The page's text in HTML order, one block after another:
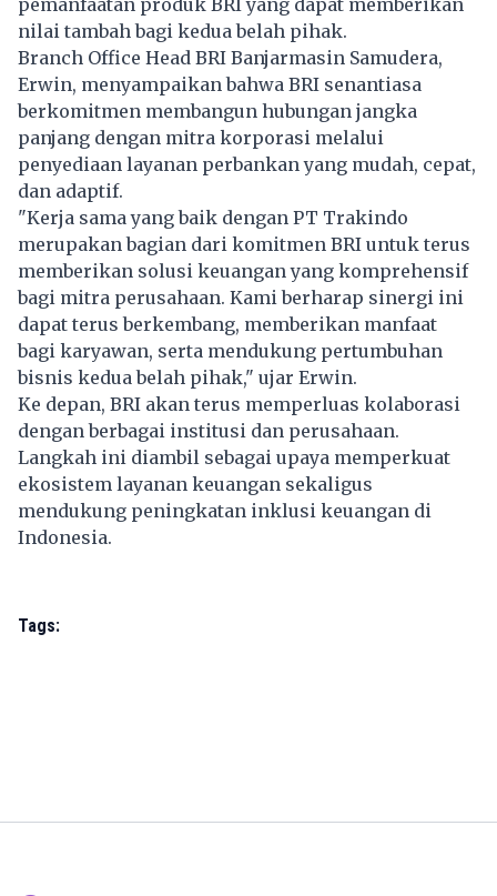
nilai tambah bagi kedua belah pihak.
Branch Office Head BRI Banjarmasin Samudera,
Erwin, menyampaikan bahwa BRI senantiasa
berkomitmen membangun hubungan jangka
panjang dengan mitra korporasi melalui
penyediaan layanan perbankan yang mudah, cepat,
dan adaptif.
"Kerja sama yang baik dengan PT Trakindo
merupakan bagian dari komitmen BRI untuk terus
memberikan solusi keuangan yang komprehensif
bagi mitra perusahaan. Kami berharap sinergi ini
dapat terus berkembang, memberikan manfaat
bagi karyawan, serta mendukung pertumbuhan
bisnis kedua belah pihak," ujar Erwin.
Ke depan, BRI akan terus memperluas kolaborasi
dengan berbagai institusi dan perusahaan.
Langkah ini diambil sebagai upaya memperkuat
ekosistem layanan keuangan sekaligus
mendukung peningkatan inklusi keuangan di
Indonesia.
Tags: